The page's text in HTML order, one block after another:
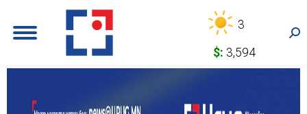
3
$: 3,594